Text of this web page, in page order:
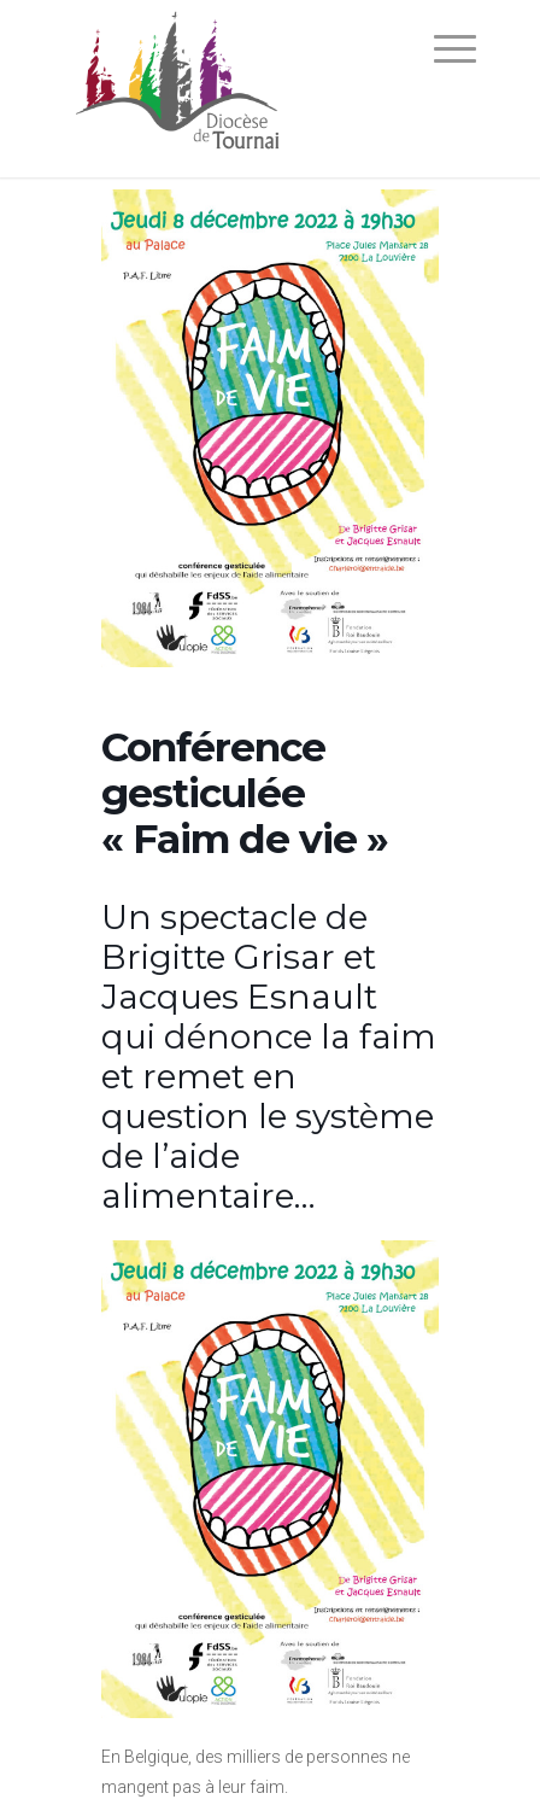
Conférence
gesticulée
« Faim de vie »
Un spectacle de
Brigitte Grisar et
Jacques Esnault
qui dénonce la faim
et remet en
question le système
de l’aide
alimentaire…
En Belgique, des milliers de personnes ne
mangent pas à leur faim.